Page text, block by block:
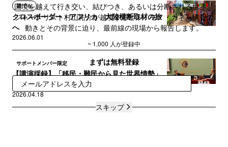
誰でも
クロスボーダー・アフリカ 大陸横断取材の旅
へ
2026.06.01
サポートメンバー限定
【講演採録】「移民・難民から見た世界情勢」
＠日本記者クラブ
2026.04.18
国境を越えて行き交い、結びつき、あるいは分断される世界。
ジャーナリスト村山祐介が越境するヒト・モノ・カネ・情報の
動きとその背景に迫り、最前線の現場から報告します。
~ 1,000 人が登録中
まずは無料登録
登録
スキップ